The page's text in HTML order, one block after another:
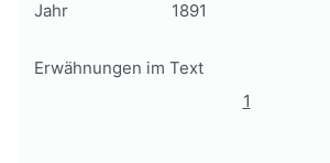
Jahr 1891
Erwähnungen im Text
1